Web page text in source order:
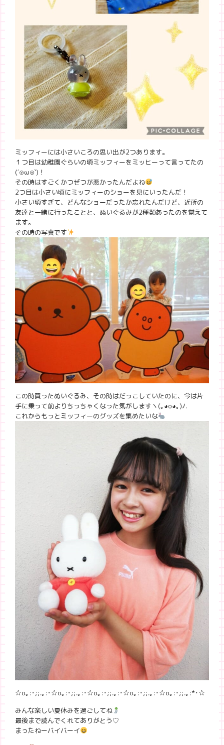
ミッフィーには小さいころの思い出が2つあります。
１つ目は幼稚園ぐらいの頃ミッフィーをミッヒーって言ってたの
(´⊙ω⊙`)！
その時はすごくかつぜつが悪かったんだよね
2つ目は小さい頃にミッフィーのショーを見にいったんだ！
小さい頃すぎて、どんなショーだったか忘れたんだけど、近所の
友達と一緒に行ったことと、ぬいぐるみが2種類あったのを覚えて
ます。
その時の写真です
この時買ったぬいぐるみ、その時はだっこしていたのに、今は片
手に乗って前よりちっちゃくなった気がしますヽ(｡◕o◕｡)ﾉ.
これからもっとミッフィーのグッズを集めたいな
☆o｡:･;;.｡: ･☆o｡:･;;.｡: ･☆o｡:･;;.｡: ･☆o｡:･;;.｡: ･☆o｡:･;;.｡:*･☆
みんな楽しい夏休みを過ごしてね
最後まで読んでくれてありがとう♡
まったねーバイバーイ